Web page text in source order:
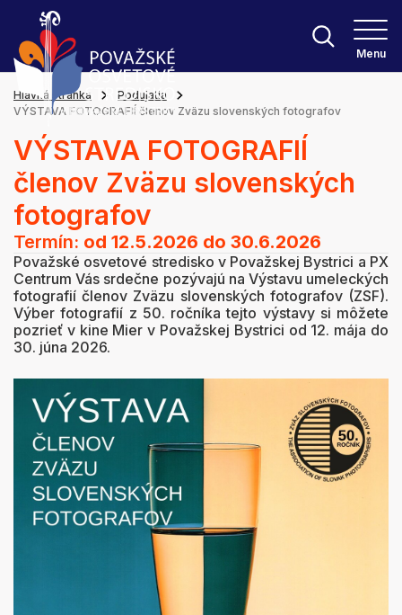
Menu
Hlavná stránka
Podujatia
VÝSTAVA FOTOGRAFIÍ členov Zväzu slovenských fotografov
VÝSTAVA FOTOGRAFIÍ
členov Zväzu slovenských
fotografov
Termín: od 12.5.2026 do 30.6.2026
Považské osvetové stredisko v Považskej Bystrici a PX
Centrum Vás srdečne pozývajú na Výstavu umeleckých
fotografií členov Zväzu slovenských fotografov (ZSF).
Výber fotografií z 50. ročníka tejto výstavy si môžete
pozrieť v kine Mier v Považskej Bystrici od 12. mája do
30. júna 2026.